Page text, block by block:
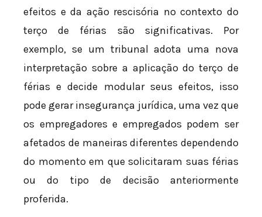
efeitos e da ação rescisória no contexto do
terço de férias são significativas. Por
exemplo, se um tribunal adota uma nova
interpretação sobre a aplicação do terço de
férias e decide modular seus efeitos, isso
pode gerar insegurança jurídica, uma vez que
os empregadores e empregados podem ser
afetados de maneiras diferentes dependendo
do momento em que solicitaram suas férias
ou do tipo de decisão anteriormente
proferida.